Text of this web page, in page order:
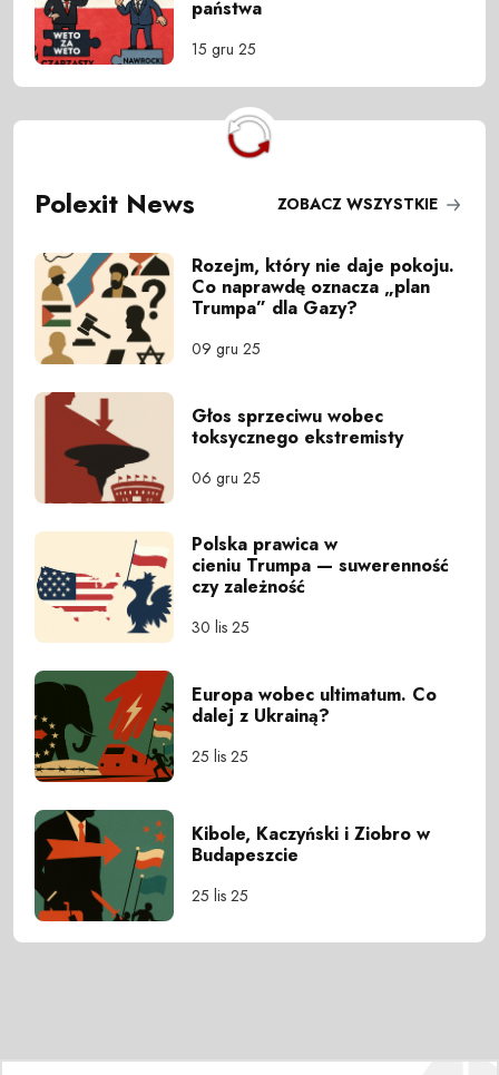
państwa
15 gru 25
Polexit News ZOBACZ WSZYSTKIE
Rozejm, który nie daje pokoju.
Co naprawdę oznacza „plan
Trumpa” dla Gazy?
09 gru 25
Głos sprzeciwu wobec
toksycznego ekstremisty
06 gru 25
Polska prawica w
cieniu Trumpa — suwerenność
czy zależność
30 lis 25
Europa wobec ultimatum. Co
dalej z Ukrainą?
25 lis 25
Kibole, Kaczyński i Ziobro w
Budapeszcie
25 lis 25